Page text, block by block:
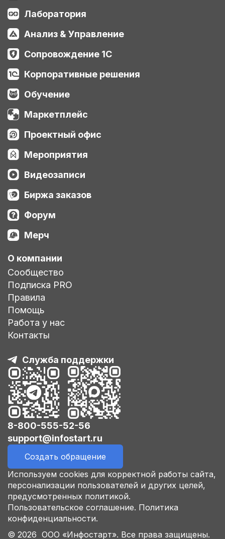
Лаборатория
Анализ & Управление
Сопровождение 1С
Корпоративные решения
Обучение
Маркетплейс
Проектный офис
Мероприятия
Видеозаписи
Биржа заказов
Форум
Мерч
О компании
Сообщество
Подписка PRO
Правила
Помощь
Работа у нас
Контакты
Служба поддержки
8-800-555-52-56
support@infostart.ru
Создать обращение
Используем cookies для корректной работы сайта,
персонализации пользователей и других целей,
предусмотренных политикой.
Пользовательское соглашение. Политика
конфиденциальности.
© 2026 ООО «Инфостарт». Все права защищены.